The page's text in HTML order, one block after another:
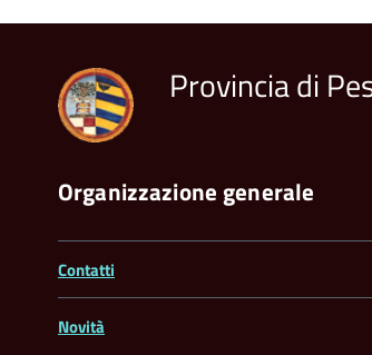
Provincia di
Organizzazione generale
Contatti
Novità